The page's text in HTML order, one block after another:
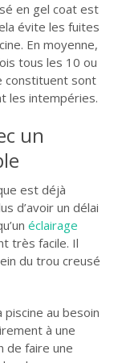
en gel coat est
évite les fuites
En moyenne,
tous les 10 ou
constituent sont
les intempéries.
un
est déjà
d’avoir un délai
éclairage
très facile. Il
du trou creusé
piscine au besoin
à une
de faire une